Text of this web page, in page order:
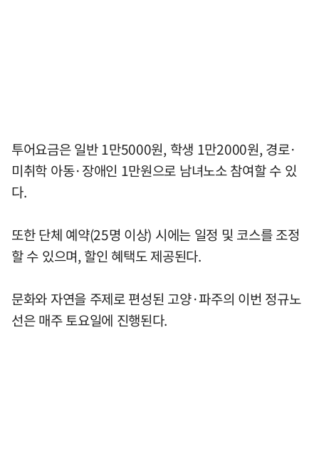
투어요금은 일반 1만5000원, 학생 1만2000원, 경로·
미취학 아동·장애인 1만원으로 남녀노소 참여할 수 있
다.
또한 단체 예약(25명 이상) 시에는 일정 및 코스를 조정
할 수 있으며, 할인 혜택도 제공된다.
문화와 자연을 주제로 편성된 고양·파주의 이번 정규노
선은 매주 토요일에 진행된다.